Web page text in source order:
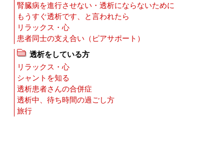
腎臓病を進行させない・透析にならないために
もうすぐ透析です、と言われたら
リラックス・心
患者同士の支え合い（ピアサポート）
透析をしている方
リラックス・心
シャントを知る
透析患者さんの合併症
透析中、待ち時間の過ごし方
旅行